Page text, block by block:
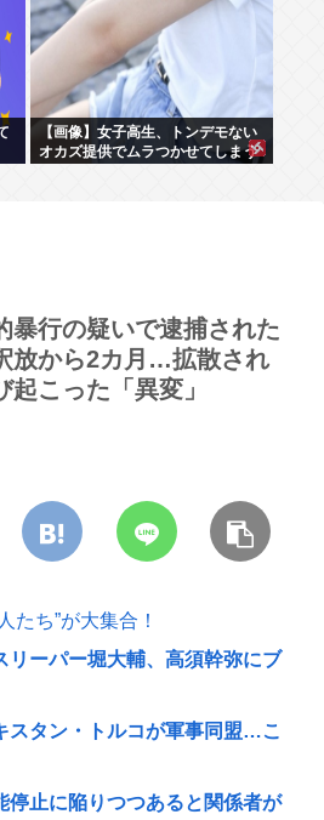
【画像】女子高生、トンデモない
オカズ提供でムラつかせてしまう
暴行の疑いで逮捕された
放から2カ月…拡散され
こった「異変」
たち”が大集合！
リーパー堀大輔、高須幹弥にブ
スタン・トルコが軍事同盟…こ
停止に陥りつつあると関係者が